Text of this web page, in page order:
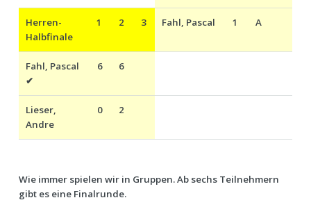
Herren-
Halbfinale
1 2 3 Fahl, Pascal 1 A
Fahl, Pascal
✔
6 6
Lieser,
Andre
0 2
Wie immer spielen wir in Gruppen. Ab sechs Teilnehmern
gibt es eine Finalrunde.